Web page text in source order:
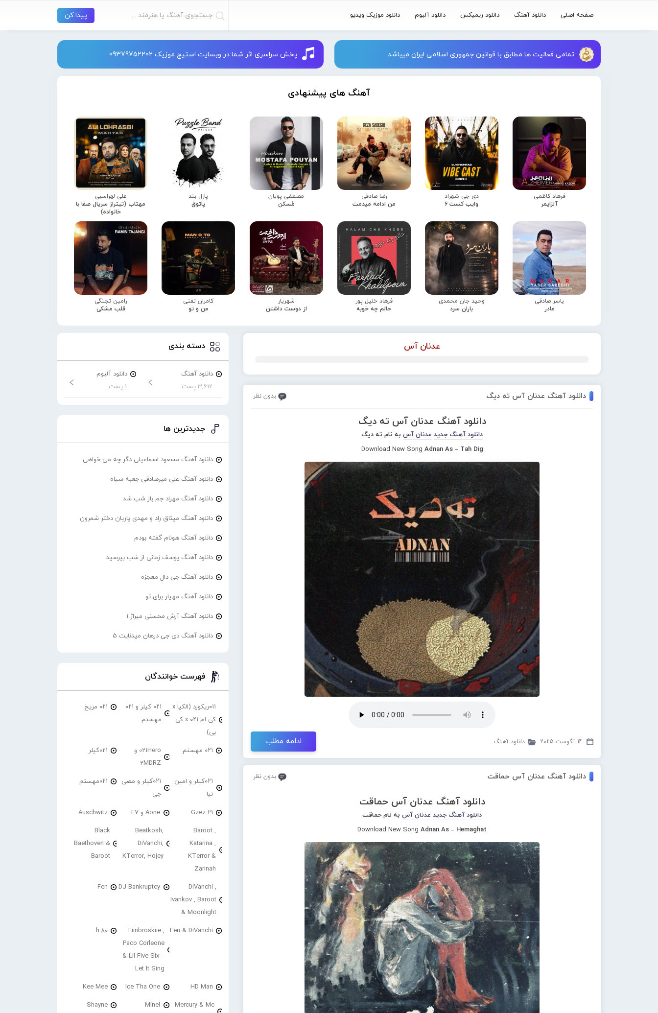
صفحه اصلی دانلود آهنگ دانلود ریمیکس دانلود آلبوم دانلود موزیک ویدیو
تمامی فعالیت ها مطابق با قوانین جمهوری اسلامی ایران میباشد پخش سراسری اثر شما در وبسایت استیج موزیک 09379752202
آهنگ های پیشنهادی
فرهاد کاظمی
آلزایمر
دی جی شهراد
وایب کست 6
رضا صادقی
من ادامه میدمت
مصطفی پویان
مُسکن
پازل بند
پاتوق
علی لهراسبی
مهتاب (تیتراژ سریال صفا با
خانواده)
یاسر صادقی
مادر
وحید جان محمدی
باران سرد
فرهاد خلیل پور
حالم چه خوبه
شهریار
از دوست داشتن
کامران تفتی
من و تو
رامین تجنگی
قلب مشکی
عدنان آس
دانلود آهنگ عدنان آس ته دیگ بدون نظر
دانلود آهنگ عدنان آس ته دیگ
دانلود آهنگ جدید عدنان آس به نام ته دیگ
Download New Song Adnan As – Tah Dig
14 آگوست 2025 دانلود آهنگ ادامه مطلب
دانلود آهنگ عدنان آس حماقت بدون نظر
دانلود آهنگ عدنان آس حماقت
دانلود آهنگ جدید عدنان آس به نام حماقت
Download New Song Adnan As – Hemaghat
دسته بندی
دانلود آهنگ
3,612 پست
دانلود آلبوم
1 پست
جدیدترین ها
دانلود آهنگ مسعود اسماعیلی دگر چه می خواهی
دانلود آهنگ علی میرصادقی جعبه سیاه
دانلود آهنگ مهراد جم باز شب شد
دانلود آهنگ میثاق راد و مهدی یاریان دختر شمرون
دانلود آهنگ هونام گفته بودم
دانلود آهنگ یوسف زمانی از شب بپرسید
دانلود آهنگ جی دال معجزه
دانلود آهنگ مهیار برای تو
دانلود آهنگ آرش محسنی میراژ 1
دانلود آهنگ دی جی درهان میدنایت 5
فهرست خوانندگان
۰۱۱ریکورد (الکیا x
کی ام ۰۲۱ x کی
بی)
۰۲۱ کیلر و ۰۲۱
مهستم
۰۲۱ مریخ
۰۲۱ مهستم
021Hero و
2MDRZ
021کیلر
۰۲۱کیلر و امین
نیا
۰۲۱کیلر و مصی
جی
۰۲۱مهستم
21 Gzez Aone و E7 Auschwitz
Baroot ,
Katarina ,
KTerror &
Zarinah
Beatkosh,
DiVanchi,
KTerror, Hojey
Black
Baethoven &
Baroot
DiVanchi ,
Ivankov , Baroot
& Moonlight
DJ Bankruptcy
Fen
Fen & DiVanchi
Fiinbroskiie ,
Paco Corleone
& Lil Five Six –
Let It Sing
h.80
HD Man
Ice Tha One
Kee Mee
Mercury & Mc
Minel
Shayne